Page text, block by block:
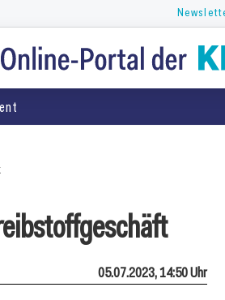
05.07.2023, 14:50 Uhr